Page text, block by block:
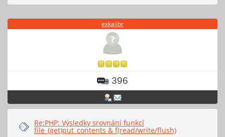
exkalibr
396
Re:PHP: Výsledky srovnání funkcí
file_(get)put_contents & f(read/write/flush)